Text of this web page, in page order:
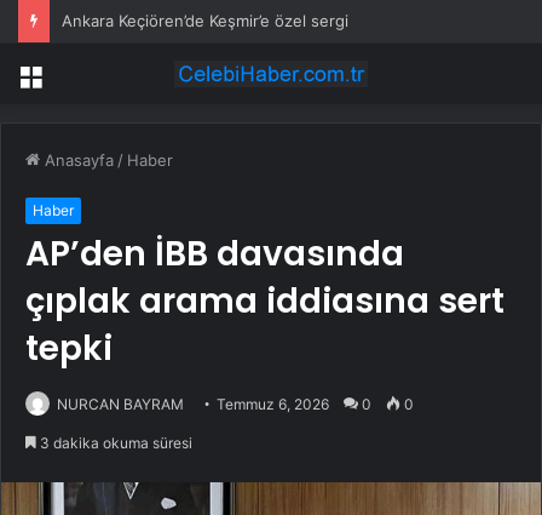
Ankara Keçiören’de Keşmir’e özel sergi
Menü
Anasayfa / Haber
Haber
AP’den İBB davasında
çıplak arama iddiasına sert
tepki
NURCAN BAYRAM Temmuz 6, 2026 0 0
3 dakika okuma süresi